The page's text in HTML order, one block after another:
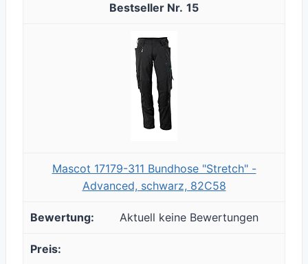
15
Mascot 17179-311 Bundhose "Stretch" -
Advanced, schwarz, 82C58
Aktuell keine Bewertungen